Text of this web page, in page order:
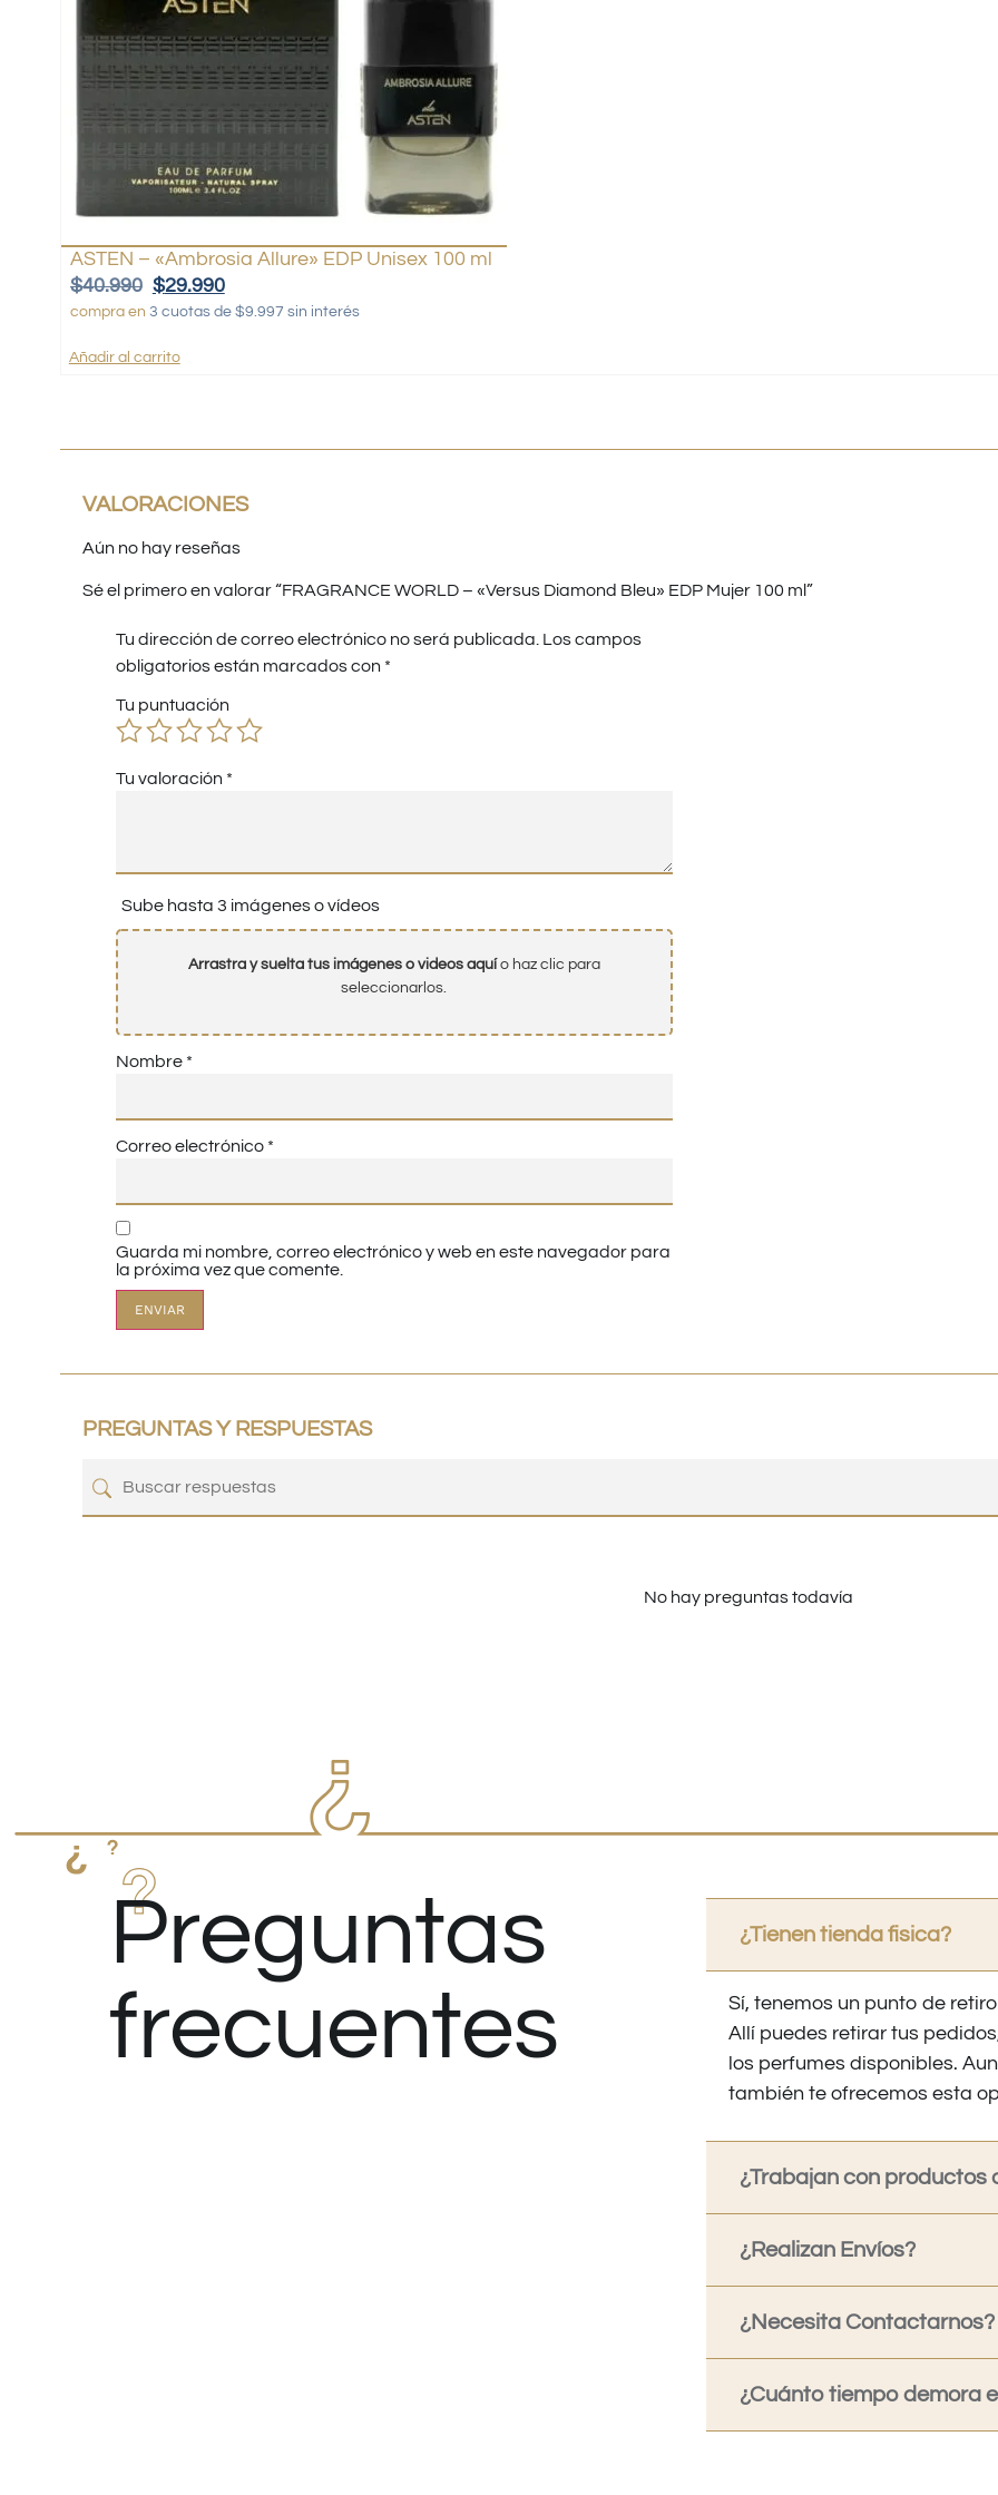
ASTEN – «Ambrosia Allure» EDP Unisex 100 ml
$40.990 $29.990
compra en 3 cuotas de $9.997 sin interés
Añadir al carrito
VALORACIONES
Aún no hay reseñas
Sé el primero en valorar “FRAGRANCE WORLD – «Versus Diamond Bleu» EDP Mujer 100 ml”
Tu dirección de correo electrónico no será publicada. Los campos
obligatorios están marcados con *
Tu puntuación
Tu valoración *
Sube hasta 3 imágenes o vídeos
Arrastra y suelta tus imágenes o videos aquío haz clic para
seleccionarlos.
Nombre *
Correo electrónico *
Guarda mi nombre, correo electrónico y web en este navegador para
la próxima vez que comente.
PREGUNTAS Y RESPUESTAS
No hay preguntas todavía
Preguntas
frecuentes
¿Tienen tienda fisica?
Sí, tenemos un punto de
Allí puedes retirar tus
los perfumes disponibles.
también te ofrecemos esta
¿Trabajan con productos
¿Realizan Envíos?
¿Necesita Contactarnos?
¿Cuánto tiempo demora